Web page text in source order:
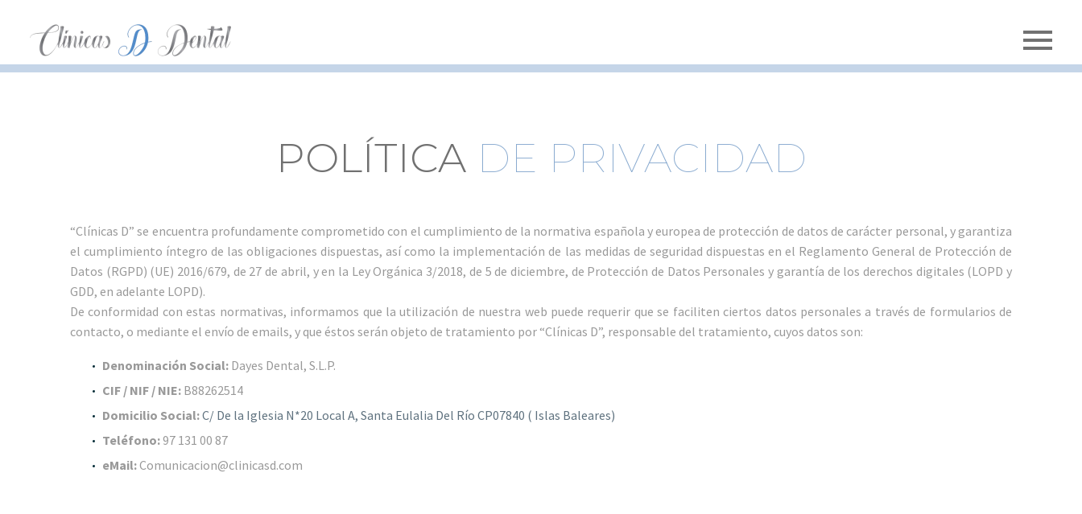
POLÍTICADE PRIVACIDAD
“Clínicas D” se encuentra profundamente comprometido con el cumplimiento de la normativa española y europea de protección de datos de carácter personal, y garantiza
el cumplimiento íntegro de las obligaciones dispuestas, así como la implementación de las medidas de seguridad dispuestas en el Reglamento General de Protección de
Datos (RGPD) (UE) 2016/679, de 27 de abril, y en la Ley Orgánica 3/2018, de 5 de diciembre, de Protección de Datos Personales y garantía de los derechos digitales (LOPD y
GDD, en adelante LOPD).
De conformidad con estas normativas, informamos que la utilización de nuestra web puede requerir que se faciliten ciertos datos personales a través de formularios de
contacto, o mediante el envío de emails, y que éstos serán objeto de tratamiento por “Clínicas D”, responsable del tratamiento, cuyos datos son:
Denominación Social: Dayes Dental, S.L.P.
CIF / NIF / NIE: B88262514
Domicilio Social:C/ De la Iglesia N*20 Local A, Santa Eulalia Del Río CP07840 ( Islas Baleares)
Teléfono:97 131 00 87
eMail:Comunicacion@clinicasd.com